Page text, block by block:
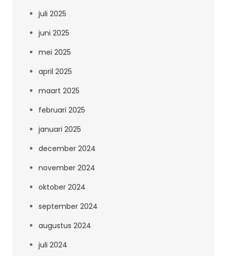
juli 2025
juni 2025
mei 2025
april 2025
maart 2025
februari 2025
januari 2025
december 2024
november 2024
oktober 2024
september 2024
augustus 2024
juli 2024